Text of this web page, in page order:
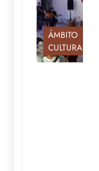
ÁMBITO
CULTURAL